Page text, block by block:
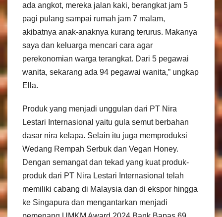
ada angkot, mereka jalan kaki, berangkat jam 5
pagi pulang sampai rumah jam 7 malam,
akibatnya anak-anaknya kurang terurus. Makanya
saya dan keluarga mencari cara agar
perekonomian warga terangkat. Dari 5 pegawai
wanita, sekarang ada 94 pegawai wanita,” ungkap
Ella.
Produk yang menjadi unggulan dari PT Nira
Lestari Internasional yaitu gula semut berbahan
dasar nira kelapa. Selain itu juga memproduksi
Wedang Rempah Serbuk dan Vegan Honey.
Dengan semangat dan tekad yang kuat produk-
produk dari PT Nira Lestari Internasional telah
memiliki cabang di Malaysia dan di ekspor hingga
ke Singapura dan mengantarkan menjadi